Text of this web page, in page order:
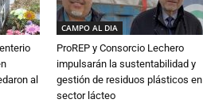
al
CAMPO AL DIA
ProREP y Consorcio Lechero
impulsarán la sustentabilidad y
gestión de residuos plásticos en
sector lácteo